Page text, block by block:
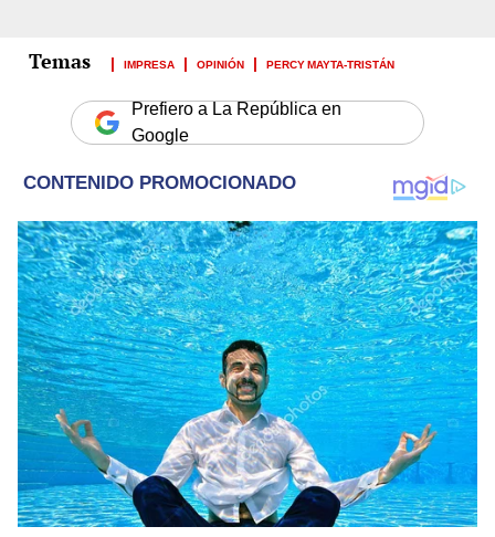
IMPRESA OPINIÓN PERCY MAYTA-TRISTÁN
Prefiero a La República en
Google